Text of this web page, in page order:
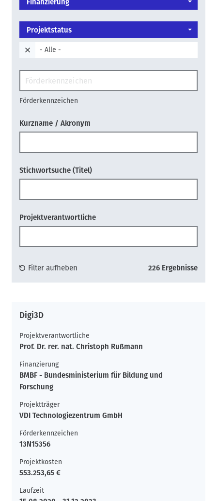
Finanzierung
Projektstatus
- Alle -
Förderkennzeichen
Kurzname / Akronym
Stichwortsuche (Titel)
Projektverantwortliche
Filter aufheben 226 Ergebnisse
Digi3D
Projektverantwortliche
Prof. Dr. rer. nat. Christoph Rußmann
Finanzierung
BMBF - Bundesministerium für Bildung und
Forschung
Projektträger
VDI Technologiezentrum GmbH
Förderkennzeichen
13N15356
Projektkosten
553.253,65 €
Laufzeit